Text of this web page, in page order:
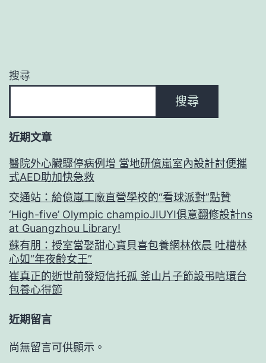
搜尋
搜尋
近期文章
醫院外心臟驟停病例增 當地研億嵐室內設計討便攜
式AED助加快急救
交通站：給億嵐工廠直營學校的“看球派對”點贊
‘High-five’ Olympic champioJIUYI俱意翻修設計ns
at Guangzhou Library!
蘇有朋：授室當娶甜心寶貝喜包養網林依晨 吐槽林
心如“年夜齡女王”
崔真正的逝世前發短信托孤 釜山片子節設弔唁環台
包養心得節
近期留言
尚無留言可供顯示。